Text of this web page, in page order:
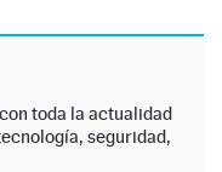
toda la actualidad
seguridad,